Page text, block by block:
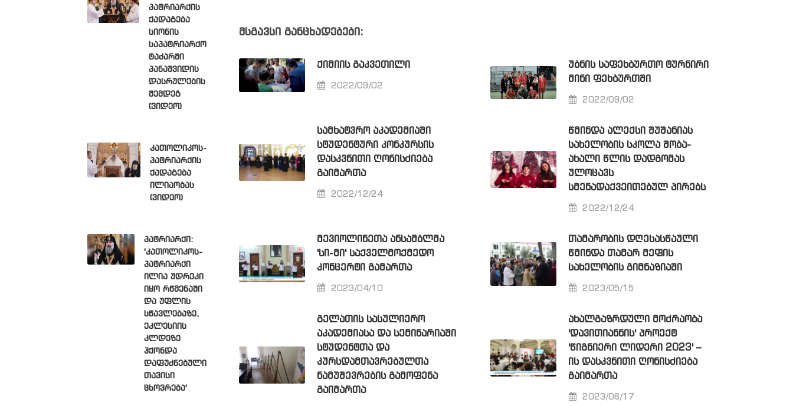
მსგავსი განცხადებები:
ᲥᲘᲛᲘᲘᲡ ᲒᲐᲙᲕᲔᲗᲘᲚᲘ
2022/09/02
ᲣᲑᲜᲘᲡ ᲡᲐᲤᲔᲮᲑᲣᲠᲗᲝ ᲢᲣᲠᲜᲘᲠᲘ
ᲛᲘᲜᲘ ᲤᲔᲮᲑᲣᲠᲗᲨᲘ
2022/09/02
ᲡᲐᲛᲮᲐᲢᲕᲠᲝ ᲐᲙᲐᲓᲔᲛᲘᲐᲨᲘ
ᲡᲢᲣᲓᲔᲜᲢᲣᲠᲘ ᲙᲝᲜᲙᲣᲠᲡᲘᲡ
ᲓᲐᲡᲙᲕᲜᲘᲗᲘ ᲦᲝᲜᲘᲡᲫᲘᲔᲑᲐ
ᲒᲐᲘᲛᲐᲠᲗᲐ
2022/12/24
ᲬᲛᲘᲜᲓᲐ ᲐᲚᲔᲥᲡᲘ ᲨᲣᲨᲐᲜᲘᲐᲡ
ᲡᲐᲮᲔᲚᲝᲑᲘᲡ ᲡᲙᲝᲚᲐ ᲨᲝᲑᲐ-
ᲐᲮᲐᲚᲘ ᲬᲚᲘᲡ ᲓᲐᲓᲒᲝᲛᲐᲡ
ᲣᲚᲝᲪᲐᲕᲡ
ᲡᲛᲔᲜᲐᲓᲐᲥᲕᲔᲘᲗᲔᲑᲣᲚ ᲞᲘᲠᲔᲑᲡ
2022/12/24
ᲛᲔᲕᲘᲝᲚᲘᲜᲔᲗᲐ ᲐᲜᲡᲐᲛᲑᲚᲛᲐ
'ᲡᲘ-ᲛᲘ' ᲡᲐᲥᲕᲔᲚᲛᲝᲥᲛᲔᲓᲝ
ᲙᲝᲜᲪᲔᲠᲢᲘ ᲒᲐᲛᲐᲠᲗᲐ
2023/04/10
ᲗᲐᲛᲐᲠᲝᲑᲘᲡ ᲓᲦᲔᲡᲐᲡᲬᲐᲣᲚᲘ
ᲬᲛᲘᲜᲓᲐ ᲗᲐᲛᲐᲠ ᲛᲔᲤᲘᲡ
ᲡᲐᲮᲔᲚᲝᲑᲘᲡ ᲒᲘᲛᲜᲐᲖᲘᲐᲨᲘ
2023/05/15
ᲒᲔᲚᲐᲗᲘᲡ ᲡᲐᲡᲣᲚᲘᲔᲠᲝ
ᲐᲙᲐᲓᲔᲛᲘᲐᲡᲐ ᲓᲐ ᲡᲔᲛᲘᲜᲐᲠᲘᲐᲨᲘ
ᲡᲢᲣᲓᲔᲜᲢᲗᲐ ᲓᲐ
ᲙᲣᲠᲡᲓᲐᲛᲗᲐᲕᲠᲔᲑᲣᲚᲗᲐ
ᲜᲐᲛᲣᲨᲔᲕᲠᲔᲑᲘᲡ ᲒᲐᲛᲝᲤᲔᲜᲐ
ᲒᲐᲘᲛᲐᲠᲗᲐ
ᲐᲮᲐᲚᲒᲐᲖᲠᲓᲣᲚᲘ ᲛᲝᲫᲠᲐᲝᲑᲐ
'ᲓᲐᲕᲘᲗᲘᲐᲜᲜᲘᲡ' ᲞᲠᲝᲔᲥᲢ
'ᲬᲘᲒᲜᲘᲔᲠᲘ ᲚᲘᲓᲔᲠᲘ 2023' –
ᲘᲡ ᲓᲐᲡᲙᲕᲜᲘᲗᲘ ᲦᲝᲜᲘᲡᲫᲘᲔᲑᲐ
ᲒᲐᲘᲛᲐᲠᲗᲐ
2023/06/17
პატრიარქის
ქადაგება
სიონის
საპატრიარქო
ტაძარში
პანაშვიდის
დასრულების
შემდეგ
(ვიდეო)
კათოლიკოს-
პატრიარქის
ქადაგება
ილიაობას
(ვიდეო)
პატრიარქი:
'კათოლიკოს-
პატრიარქი
ილია უდრეკი
იყო რწმენაში
და უფლის
სწავლებაზე,
ეკლესიის
კლდეზე
ჰქონდა
დაფუძნებული
თავისი
ცხოვრება'